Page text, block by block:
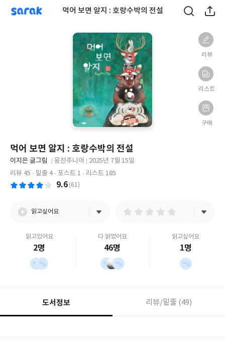
sarak 먹어 보면 알지 : 호랑수박의 전설
리뷰
리스트
구매
먹어 보면 알지 : 호랑수박의 전설
글
쓴
이지은 글그림
출
사
웅진주니어
출
2025년 7월 15일
리뷰 45
밑줄 4 포스트 1 리스트 185
9.6 (61)
읽고싶어요
읽고있어요
2명
다 읽었어요
46명
읽고싶어요
1명
도서정보 리뷰/밑줄 (49)